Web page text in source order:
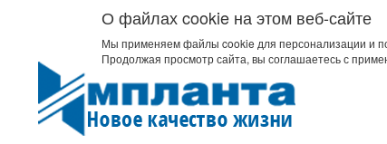
О файлах cookie на этом веб-сайте
Мы применяем файлы cookie для персонализации и
Продолжая просмотр сайта, вы соглашаетесь с